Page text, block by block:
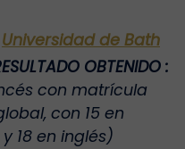
Universidad de Bath
OBTENIDO :
con matrícula
con 15 en
18 en inglés)